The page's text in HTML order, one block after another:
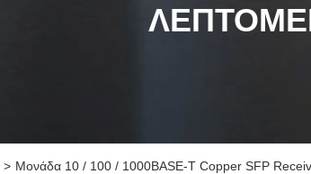
> Μονάδα 10 / 100 / 1000BASE-T Copper SFP